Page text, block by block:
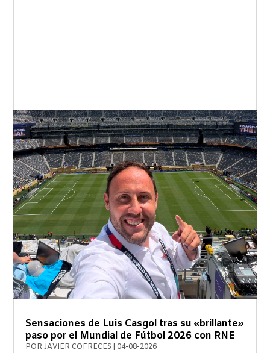
Sensaciones de Luis Casgol tras su «brillante»
paso por el Mundial de Fútbol 2026 con RNE
PORJAVIER COFRECES 04-08-2026